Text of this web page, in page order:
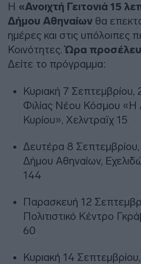
Η «Ανοιχτή Γειτονιά 15
Δήμου Αθηναίων θα
ημέρες και στις υπόλοιπες
Κοινότητες.Ώρα
Δείτε το πρόγραμμα:
Κυριακή 7 Σεπτεμβρίου,
Φιλίας Νέου Κόσμου «Η
Κυρίου», Χελντραϊχ 15
Δευτέρα 8
Δήμου Αθηναίων,
144
Παρασκευή 12
Πολιτιστικό Κέντρο
60
Κυριακή 14 Σεπτεμβρίου,